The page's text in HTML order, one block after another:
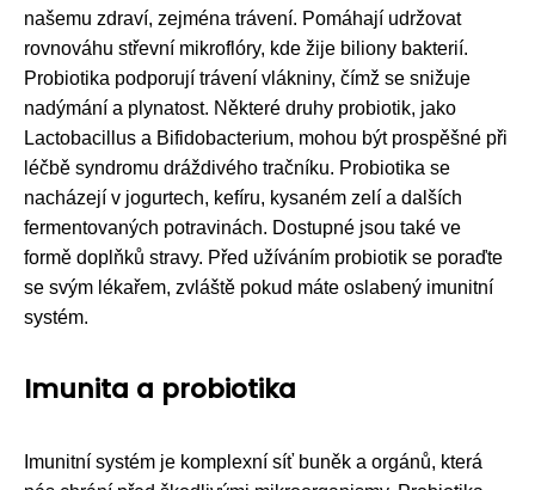
našemu zdraví, zejména trávení. Pomáhají udržovat
rovnováhu střevní mikroflóry, kde žije biliony bakterií.
Probiotika podporují trávení vlákniny, čímž se snižuje
nadýmání a plynatost. Některé druhy probiotik, jako
Lactobacillus a Bifidobacterium, mohou být prospěšné při
léčbě syndromu dráždivého tračníku. Probiotika se
nacházejí v jogurtech, kefíru, kysaném zelí a dalších
fermentovaných potravinách. Dostupné jsou také ve
formě doplňků stravy. Před užíváním probiotik se poraďte
se svým lékařem, zvláště pokud máte oslabený imunitní
systém.
Imunita a probiotika
Imunitní systém je komplexní síť buněk a orgánů, která